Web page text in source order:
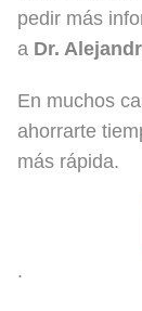
pedir más
a Dr.
En muchos
ahorrarte
más rápida.
.